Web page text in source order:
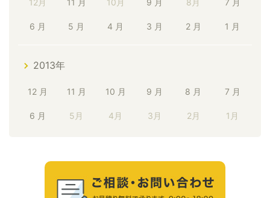
12月 11 月 10月 9 月 8月 7 月
6 月 5 月 4 月 3 月 2 月 1 月
2013年
12 月 11 月 10 月 9 月 8 月 7 月
6 月 5月 4月 3月 2月 1月